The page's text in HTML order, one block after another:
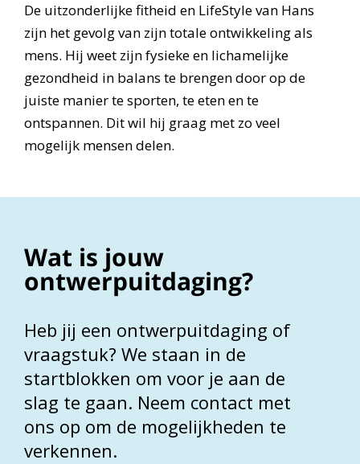
De uitzonderlijke fitheid en LifeStyle van Hans
zijn het gevolg van zijn totale ontwikkeling als
mens. Hij weet zijn fysieke en lichamelijke
gezondheid in balans te brengen door op de
juiste manier te sporten, te eten en te
ontspannen. Dit wil hij graag met zo veel
mogelijk mensen delen.
Wat is jouw
ontwerpuitdaging?
Heb jij een ontwerpuitdaging of
vraagstuk? We staan in de
startblokken om voor je aan de
slag te gaan. Neem contact met
ons op om de mogelijkheden te
verkennen.